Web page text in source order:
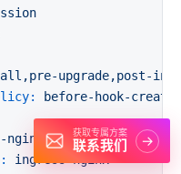
upgrade,post-
before-hook-
nginx-4.0.15
ingress-nginx
获取专属方案
联系我们 →